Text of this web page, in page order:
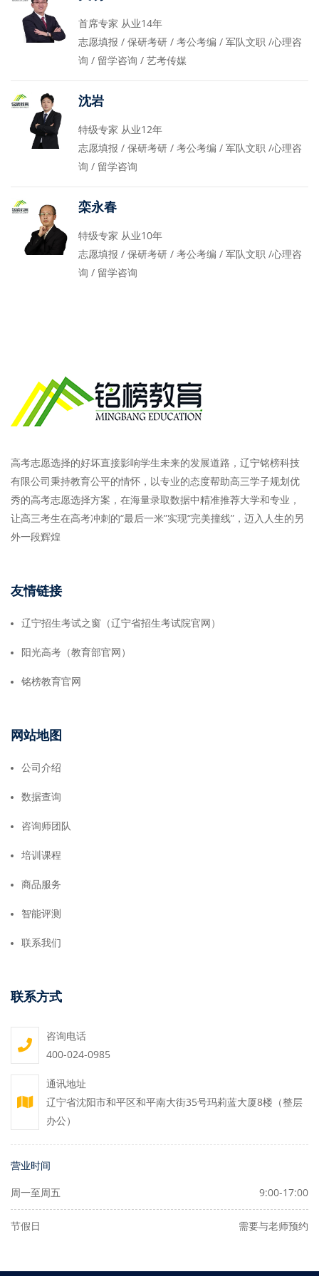
首席专家 从业14年
志愿填报 / 保研考研 / 考公考编 / 军队文职 /心理咨
询 / 留学咨询 / 艺考传媒
沈岩
特级专家 从业12年
志愿填报 / 保研考研 / 考公考编 / 军队文职 /心理咨
询 / 留学咨询
栾永春
特级专家 从业10年
志愿填报 / 保研考研 / 考公考编 / 军队文职 /心理咨
询 / 留学咨询
高考志愿选择的好坏直接影响学生未来的发展道路，辽宁铭榜科技
有限公司秉持教育公平的情怀，以专业的态度帮助高三学子规划优
秀的高考志愿选择方案，在海量录取数据中精准推荐大学和专业，
让高三考生在高考冲刺的“最后一米”实现“完美撞线”，迈入人生的另
外一段辉煌
友情链接
辽宁招生考试之窗（辽宁省招生考试院官网）
阳光高考（教育部官网）
铭榜教育官网
网站地图
公司介绍
数据查询
咨询师团队
培训课程
商品服务
智能评测
联系我们
联系方式
咨询电话
400-024-0985
通讯地址
辽宁省沈阳市和平区和平南大街35号玛莉蓝大厦8楼（整层
办公）
营业时间
周一至周五 9:00-17:00
节假日 需要与老师预约